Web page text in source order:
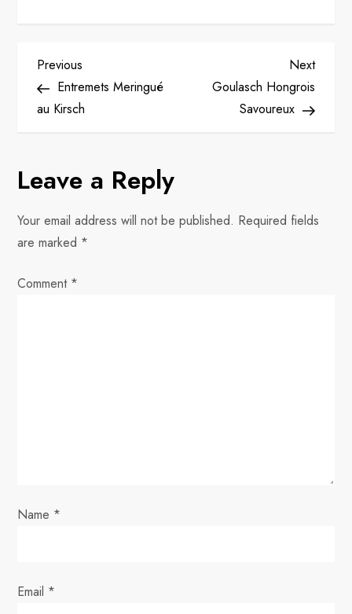
P
o
t
n
a
v
o
Previous
Post
Previous
Entremets Meringué
au Kirsch
Next
Post
Next
Goulasch Hongrois
Savoureux
Leave a Reply
Your email address will not be published. Required fields
are marked *
Comment *
Name *
Email *